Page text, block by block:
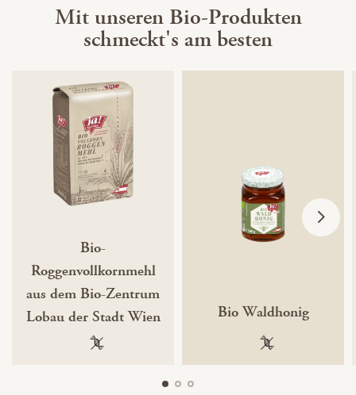
Mit unseren Bio-Produkten
schmeckt's am besten
Bio-
Roggenvollkornmehl
aus dem Bio-Zentrum
Lobau der Stadt Wien
100 % gentechnikfrei
Bio Waldhonig
100 %